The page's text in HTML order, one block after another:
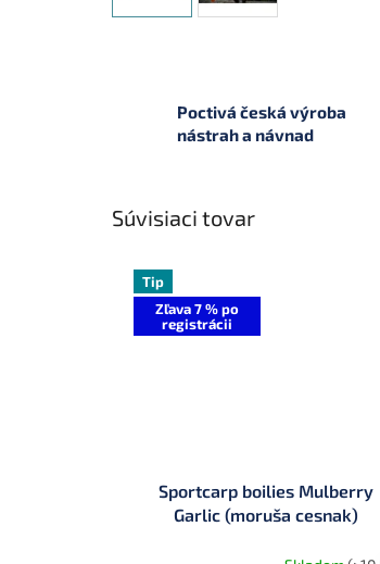
Poctivá česká výroba
nástrah a návnad
Súvisiaci tovar
Tip
Zľava 7 % po
registrácii
Sportcarp boilies Mulberry
Garlic (moruša cesnak)